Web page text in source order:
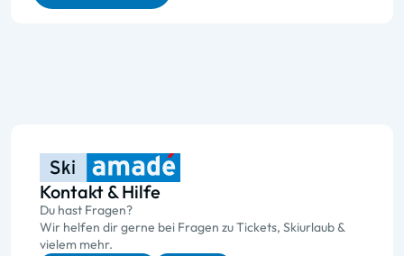
Kontakt & Hilfe
Du hast Fragen?
Wir helfen dir gerne bei Fragen zu Tickets, Skiurlaub &
vielem mehr.